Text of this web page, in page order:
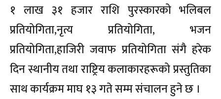
१ लाख ३१ हजार राशि पुरस्कारको भलिबल
प्रतियोगिता,नृत्य प्रतियोगिता, भजन
प्रतियोगिता,हाजिरी जवाफ प्रतियोगिता संगै हरेक
दिन स्थानीय तथा राष्ट्रिय कलाकारहरूको प्रस्तुतिका
साथ कार्यक्रम माघ १३ गते सम्म संचालन हुने छ ।